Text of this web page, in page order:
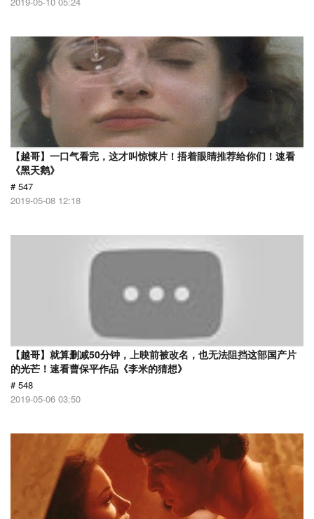
【越哥】一口气看完，这才叫惊悚片！捂着眼睛推荐给你们！速看
《黑天鹅》
# 547
2019-05-08 12:18
【越哥】就算删减50分钟，上映前被改名，也无法阻挡这部国产片
的光芒！速看曹保平作品《李米的猜想》
# 548
2019-05-06 03:50